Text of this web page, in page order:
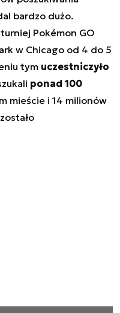
bardzo dużo.
Pokémon GO
w Chicago od 4 do 5
tym uczestniczyło
ponad 100
mieście i 14 milionów